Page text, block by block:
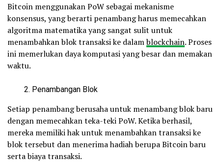
Bitcoin menggunakan PoW sebagai mekanisme
konsensus, yang berarti penambang harus memecahkan
algoritma matematika yang sangat sulit untuk
menambahkan blok transaksi ke dalamblockchain. Proses
ini memerlukan daya komputasi yang besar dan memakan
waktu.
Penambangan Blok
Setiap penambang berusaha untuk menambang blok baru
dengan memecahkan teka-teki PoW. Ketika berhasil,
mereka memiliki hak untuk menambahkan transaksi ke
blok tersebut dan menerima hadiah berupa Bitcoin baru
serta biaya transaksi.